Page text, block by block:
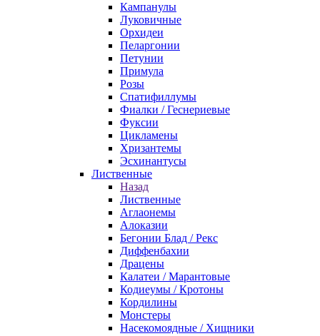
Кампанулы
Луковичные
Орхидеи
Пеларгонии
Петунии
Примула
Розы
Спатифиллумы
Фиалки / Геснериевые
Фуксии
Цикламены
Хризантемы
Эсхинантусы
Лиственные
Назад
Лиственные
Аглаонемы
Алоказии
Бегонии Блад / Рекс
Диффенбахии
Драцены
Калатеи / Марантовые
Кодиеумы / Кротоны
Кордилины
Монстеры
Насекомоядные / Хищники